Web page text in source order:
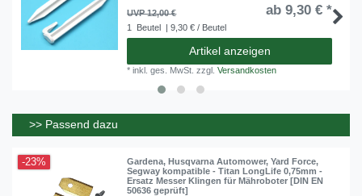
UVP 12,00 € ab 9,30 € *
1 Beutel | 9,30 € / Beutel
Artikel anzeigen
*inkl. ges. MwSt. zzgl.Versandkosten
>> Passend dazu
-23%
Gardena, Husqvarna Automower, Yard Force,
Segway kompatible - Titan LongLife 0,75mm -
Ersatz Messer Klingen für Mähroboter [DIN EN
50636 geprüft]